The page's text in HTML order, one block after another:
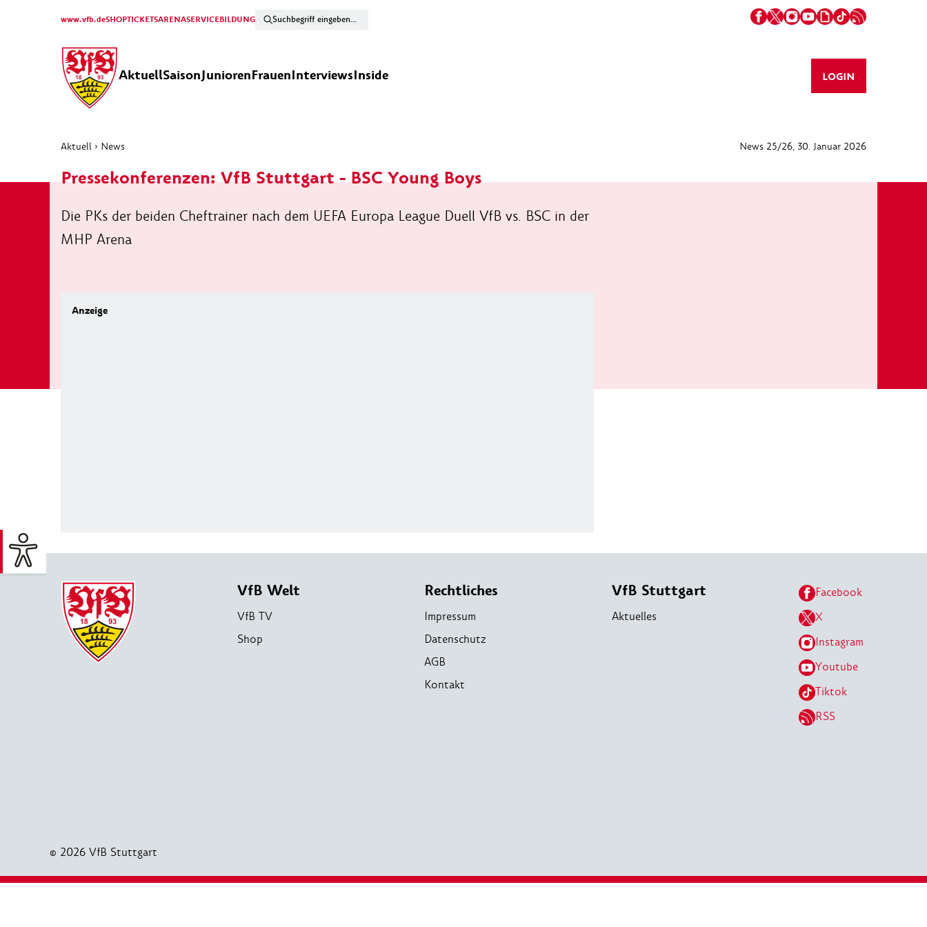
www.vfb.deSHOPTICKETSARENASERVICEBILDUNG
AktuellSaisonJuniorenFrauenInterviewsInside LOGIN
Aktuell › News News 25/26, 30. Januar 2026
Pressekonferenzen: VfB Stuttgart - BSC Young Boys
Die PKs der beiden Cheftrainer nach dem UEFA Europa League Duell VfB vs. BSC in der
MHP Arena
VfB Welt
VfB TV
Shop
Rechtliches
Impressum
Datenschutz
AGB
Kontakt
VfB Stuttgart
Aktuelles
Facebook
X
Instagram
Youtube
Tiktok
RSS
© 2026 VfB Stuttgart